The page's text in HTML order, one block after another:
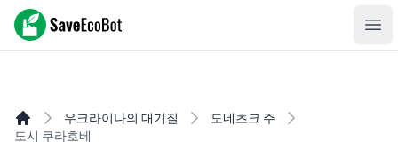
SaveEcoBot
우크라이나의 대기질
도네츠크 주
도시 쿠라호베